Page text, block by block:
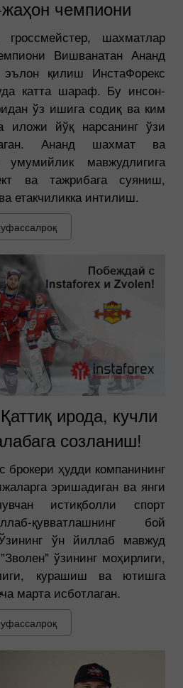
чемпиони
шахматлар
Вишванатан Ананд
эълон қилиш ИнстаФорекс
катта шараф. Бу инсон-
ўз ишига содиқ ва ким
иложи йўқ нарсанинг ўзи
Ананд шахмат ва
умумийлик мавжудлигига
ва тажрибага суяниш,
етакчиликка интилиш.
ирода, кучли
созланиш!
брокери ҳудди компанининг
эришадиган ва янги
истиқболли спорт
қувватлашнинг бой
ўн йиллаб мавжуд
ўзининг моҳирлиги,
курашиш ва ютишга
марта исботлаган.